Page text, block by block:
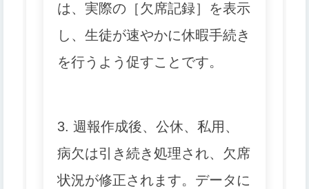
は、実際の［欠席記録］を表示
し、生徒が速やかに休暇手続き
を行うよう促すことです。
3. 週報作成後、公休、私用、
病欠は引き続き処理され、欠席
状況が修正されます。データに